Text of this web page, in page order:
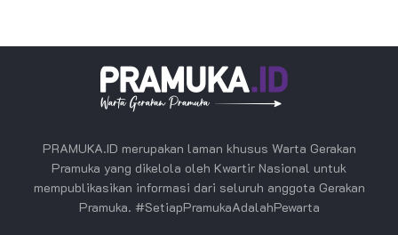
PRAMUKA.ID merupakan laman khusus Warta Gerakan
Pramuka yang dikelola oleh Kwartir Nasional untuk
mempublikasikan informasi dari seluruh anggota Gerakan
Pramuka. #SetiapPramukaAdalahPewarta